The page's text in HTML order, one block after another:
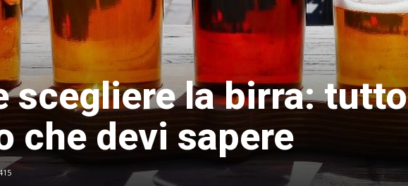
scegliere la birra: tutto
che devi sapere